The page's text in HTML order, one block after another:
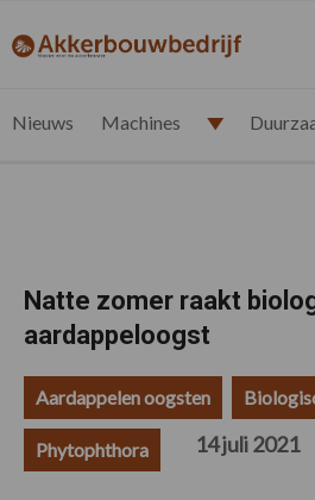
de
de
de
de
akkerbouwbedrijf.nl
Nieuws Machines
Natte zomer raakt
aardappeloogst
Aardappelen oogsten
Phytophthora 14 juli 2021